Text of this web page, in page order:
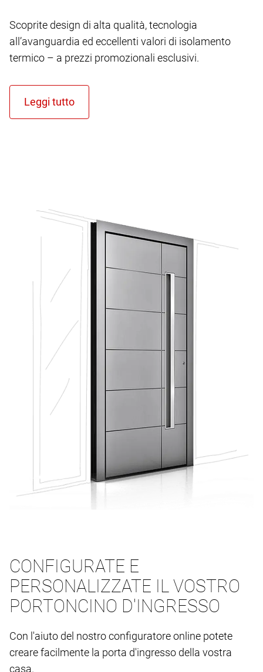
Scoprite design di alta qualità, tecnologia
all’avanguardia ed eccellenti valori di isolamento
termico – a prezzi promozionali esclusivi.
CONFIGURATE E
PERSONALIZZATE IL VOSTRO
PORTONCINO D'INGRESSO
Con l'aiuto del nostro configuratore online potete
creare facilmente la porta d'ingresso della vostra
casa.